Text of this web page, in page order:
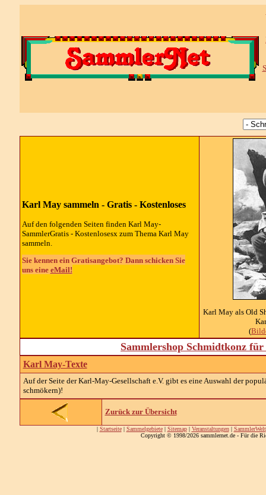
Karl May sammeln - Gratis - Kostenloses
Auf den folgenden Seiten finden Karl May-
SammlerGratis - Kostenlosesx zum Thema Karl May
sammeln.
Sie kennen ein Gratisangebot? Dann schicken Sie
uns eine eMail!
Karl May als Old
(
Sammlershop Schmidtkonz
Karl May-Texte
Auf der Seite der Karl-May-Gesellschaft e.V. gibt es eine Auswahl der
schmökern)!
Zurück zur Übersicht
| Startseite| Sammelgebiete| Sitemap| Veranstaltungen| SammlerWelt
Copyright © 1998/2026 sammlernet.de - Für die